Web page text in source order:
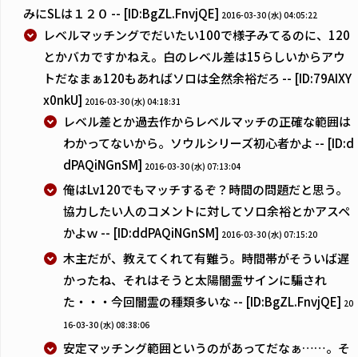
みにSLは１２０ -- [ID:BgZL.FnvjQE] 2016-03-30 (水) 04:05:22
レベルマッチングでだいたい100で様子みてるのに、120
とかバカですかねえ。白のレベル差は15らしいからアウ
トだなまぁ120もあればソロは全然余裕だろ -- [ID:79AIXY
x0nkU] 2016-03-30 (水) 04:18:31
レベル差とか過去作からレベルマッチの正確な範囲は
わかってないから。ソウルシリーズ初心者かよ -- [ID:d
dPAQiNGnSM] 2016-03-30 (水) 07:13:04
俺はLv120でもマッチするぞ？時間の問題だと思う。
協力したい人のコメントに対してソロ余裕とかアスペ
かよｗ -- [ID:ddPAQiNGnSM] 2016-03-30 (水) 07:15:20
木主だが、教えてくれて有難う。時間帯がそういば遅
かったね、それはそうと太陽闇霊サインに騙され
た・・・今回闇霊の種類多いな -- [ID:BgZL.FnvjQE] 20
16-03-30 (水) 08:38:06
安定マッチング範囲というのがあってだなぁ……。そ